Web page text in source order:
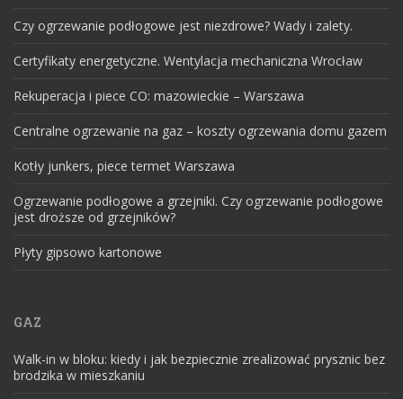
Czy ogrzewanie podłogowe jest niezdrowe? Wady i zalety.
Certyfikaty energetyczne. Wentylacja mechaniczna Wrocław
Rekuperacja i piece CO: mazowieckie – Warszawa
Centralne ogrzewanie na gaz – koszty ogrzewania domu gazem
Kotły junkers, piece termet Warszawa
Ogrzewanie podłogowe a grzejniki. Czy ogrzewanie podłogowe
jest droższe od grzejników?
Płyty gipsowo kartonowe
GAZ
Walk-in w bloku: kiedy i jak bezpiecznie zrealizować prysznic bez
brodzika w mieszkaniu